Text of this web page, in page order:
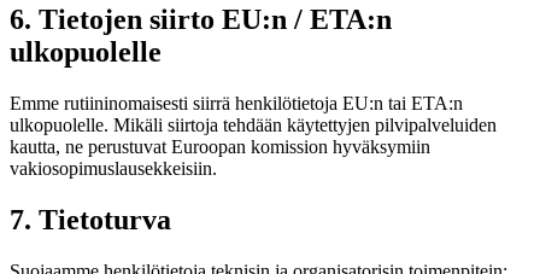
6. Tietojen siirto EU:n / ETA:n
ulkopuolelle
Emme rutiininomaisesti siirrä henkilötietoja EU:n tai ETA:n
ulkopuolelle. Mikäli siirtoja tehdään käytettyjen pilvipalveluiden
kautta, ne perustuvat Euroopan komission hyväksymiin
vakiosopimuslausekkeisiin.
7. Tietoturva